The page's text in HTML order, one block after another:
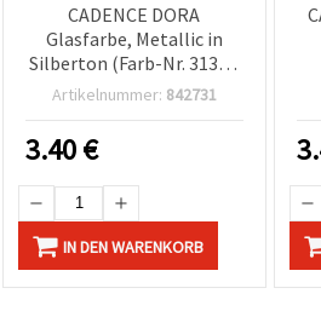
CADENCE DORA
Glasfarbe, Metallic in
Silberton (Farb-Nr. 3132),
50 ml – silberfarbene
Glasmalerei & DIY-
Projekte
Artikelnummer: 842731
3.40€
IN DEN WARENKORB